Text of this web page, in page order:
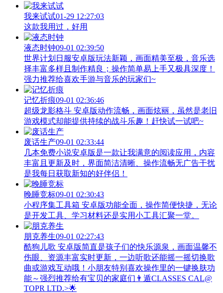
我来试试01-29 12:27:03
这款我用过，好用
液态时钟09-01 02:39:50
世界计划日服安卓版玩法新颖，画面精美至极，音乐选
择丰富多样且制作精良；操作简单易上手又极具深度！
强力推荐给喜欢手游与音乐的玩家们~
记忆折痕09-01 02:36:46
超级龙影格斗 安卓版动作流畅，画面炫丽，虽然是老旧
游戏模式却能提供持续的战斗乐趣！赶快试一试吧~
废话生产09-01 02:33:44
几本免费小说安卓版是一款让我满意的阅读应用，内容
丰富且更新及时，界面简洁清晰、操作流畅无广告干扰
是我每日获取新知的好伴侣！
晚睡竞标09-01 02:30:43
小程序集工具箱 安卓版功能全面，操作简便快捷，无论
是开发工具、学习材料还是实用小工具汇聚一堂。
朋克养生09-01 02:27:43
酷狗儿歌 安卓版简直是孩子们的快乐源泉，画面温馨不
伤眼、资源丰富实时更新，一边听歌还能摇一摇切换歌
曲或游戏互动哦！小朋友特别喜欢操作里的一键换肤功
能～强烈推荐给有宝贝的家庭们👨‍遁️CLASSES CAL@
TOPR LTD.>🌟